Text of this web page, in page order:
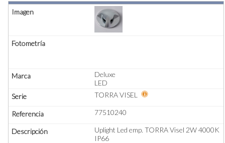
Deluxe
LED
TORRA VISEL
77510240
Uplight Led emp. TORRA Visel 2W 4000K
IP66